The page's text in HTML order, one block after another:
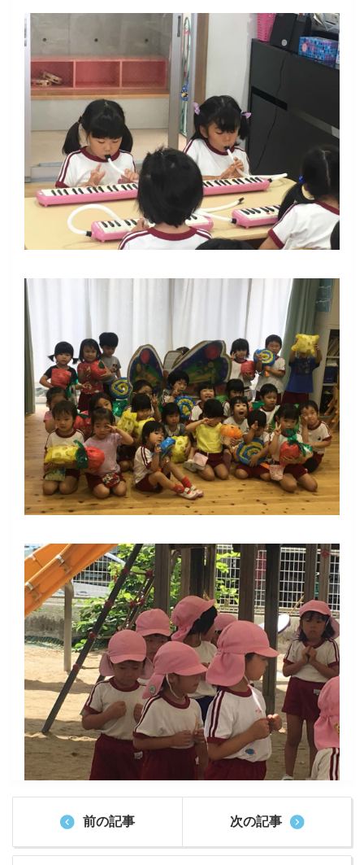
前の記事 次の記事